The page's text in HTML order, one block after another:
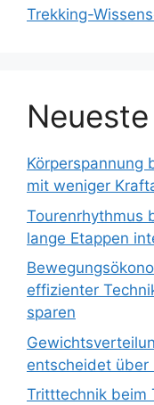
Trekking-
Körperspannung
mit weniger
Tourenrhythmus
lange Etappen
effizienter
sparen
entscheidet
Tritttechnik beim